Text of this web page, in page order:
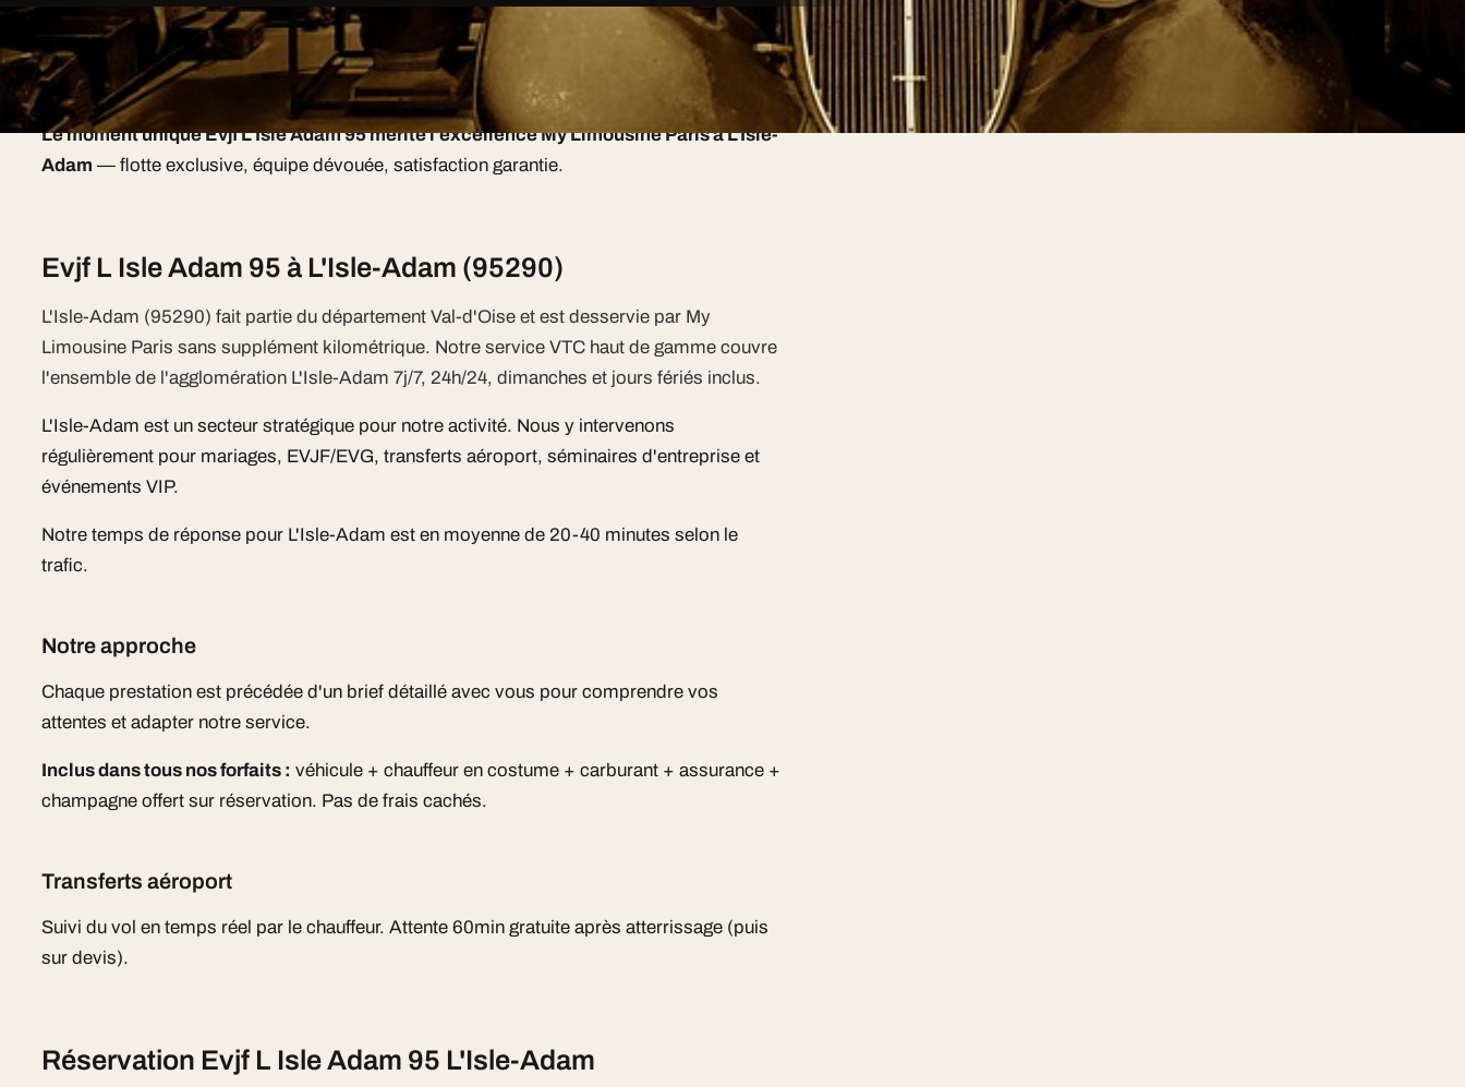
Pour Evjf L Isle Adam 95 à L'Isle-Adam avec une touche personnelle : décoration,
panneau, fleurs, surprises sur demande.
Le moment unique Evjf L Isle Adam 95 mérite l'excellence My Limousine Paris à L'Isle-
Adam — flotte exclusive, équipe dévouée, satisfaction garantie.
Evjf L Isle Adam 95 à L'Isle-Adam (95290)
L'Isle-Adam (95290) fait partie du département Val-d'Oise et est desservie par My
Limousine Paris sans supplément kilométrique. Notre service VTC haut de gamme couvre
l'ensemble de l'agglomération L'Isle-Adam 7j/7, 24h/24, dimanches et jours fériés inclus.
L'Isle-Adam est un secteur stratégique pour notre activité. Nous y intervenons
régulièrement pour mariages, EVJF/EVG, transferts aéroport, séminaires d'entreprise et
événements VIP.
Notre temps de réponse pour L'Isle-Adam est en moyenne de 20-40 minutes selon le
trafic.
Notre approche
Chaque prestation est précédée d'un brief détaillé avec vous pour comprendre vos
attentes et adapter notre service.
Inclus dans tous nos forfaits : véhicule + chauffeur en costume + carburant + assurance +
champagne offert sur réservation. Pas de frais cachés.
Transferts aéroport
Suivi du vol en temps réel par le chauffeur. Attente 60min gratuite après atterrissage (puis
sur devis).
Réservation Evjf L Isle Adam 95 L'Isle-Adam